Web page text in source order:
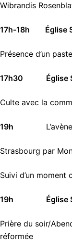
Wibrandis
17h-18h Église
Présence d’un
17h30 Église
Culte avec la
19h
Strasbourg par
Suivi d’un moment
19h Église
Prière du soir/
réformée